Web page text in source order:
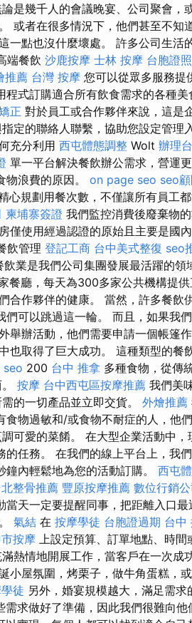
是幾千人的會議晚宴、公司聚會，
或者在很多情況下，他們甚至不知
一點也沒什麼壞處。 許多公司生活
端餐飲 沙鹿按摩 士林 按摩 台胞證
推薦 台灣 按摩 您可以從眾多服務提
式訂購適合所有飲食需求的各種美
正 對於員工或合作夥伴來說，這是
定的聯絡人聯繫，協助您設定管理
充分利用 西屯體態調整 Wolt 辦理
單一平台解決餐飲辦公需求，營運
浪費的原因。 on page seo seo
心規劃用餐次數，不僅讓所有員工
柬埔寨簽證 我們監控消費後廢棄物
僅使用經過認證的原始且主要是國
飲管理 登記工商 台中美式整復 seo
飲業是我們公司集團發展最活躍的領
餐廳，每天為300多家公共機構提供
合作夥伴的健康。 當然，許多餐飲
可以跳過這一輪。 而且，如果我
舉辦活動，他們需要申請一個帳篷
也取得了巨大成功。 這種類型的餐
seo 200 台中 推拿 多種食物，從傳
按摩 台中西屯區按摩推薦 我們美
的一切產品並立即交貨。 外燴推薦
物過敏和/或食物不耐症的人，他
可愛的菜餚。 在大型企業活動中，
任務。 在我們的線上平台上，我
內輕鬆地為您的活動訂購。 西屯
整骨推薦 豐原按摩推薦 數位行銷公
天一定要提醒同事，把距離入口最
氣結 在 按摩學徒 台胞證過期 台中
按摩 上設定預算、訂單地點、時間
熱情地開展工作，當客戶在一次成
小屋氛圍，烤栗子，做牛角蛋糕，
徒 另外，婚宴規模越大，滿足需求
求做好了準備，因此我們很難向他